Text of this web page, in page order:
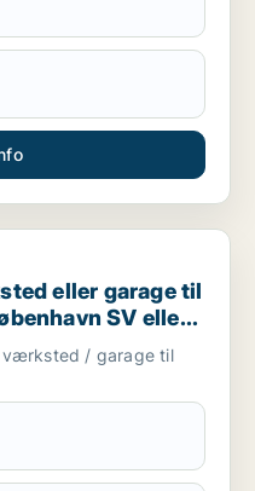
garage til leje i København
eller garage til
SV eller
værksted / garage til